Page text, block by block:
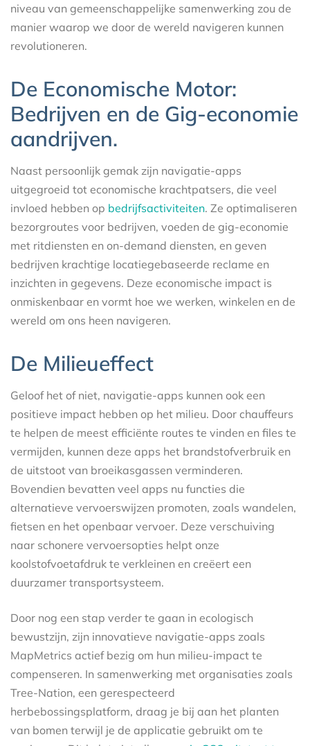
niveau van gemeenschappelijke samenwerking zou de
manier waarop we door de wereld navigeren kunnen
revolutioneren.
De Economische Motor:
Bedrijven en de Gig-economie
aandrijven.
Naast persoonlijk gemak zijn navigatie-apps
uitgegroeid tot economische krachtpatsers, die veel
invloed hebben op bedrijfsactiviteiten. Ze optimaliseren
bezorgroutes voor bedrijven, voeden de gig-economie
met ritdiensten en on-demand diensten, en geven
bedrijven krachtige locatiegebaseerde reclame en
inzichten in gegevens. Deze economische impact is
onmiskenbaar en vormt hoe we werken, winkelen en de
wereld om ons heen navigeren.
De Milieueffect
Geloof het of niet, navigatie-apps kunnen ook een
positieve impact hebben op het milieu. Door chauffeurs
te helpen de meest efficiënte routes te vinden en files te
vermijden, kunnen deze apps het brandstofverbruik en
de uitstoot van broeikasgassen verminderen.
Bovendien bevatten veel apps nu functies die
alternatieve vervoerswijzen promoten, zoals wandelen,
fietsen en het openbaar vervoer. Deze verschuiving
naar schonere vervoersopties helpt onze
koolstofvoetafdruk te verkleinen en creëert een
duurzamer transportsysteem.
Door nog een stap verder te gaan in ecologisch
bewustzijn, zijn innovatieve navigatie-apps zoals
MapMetrics actief bezig om hun milieu-impact te
compenseren. In samenwerking met organisaties zoals
Tree-Nation, een gerespecteerd
herbebossingsplatform, draag je bij aan het planten
van bomen terwijl je de applicatie gebruikt om te